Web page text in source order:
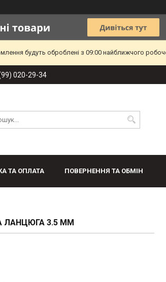
будуть оброблені з 09:00 найближчого
020-29-34
ТА ОПЛАТА ПОВЕРНЕННЯ ТА ОБМІН
ЛАНЦЮГА 3.5 ММ